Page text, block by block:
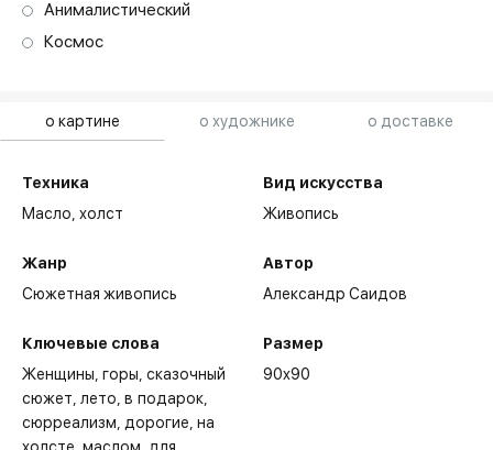
о картине о художнике о доставке
Техника
Масло,холст
Жанр
Сюжетная живопись
Ключевые слова
Женщины горы сказочный
сюжет лето в подарок
сюрреализм дорогие на
Вид искусства
Живопись
Автор
Александр Саидов
Размер
90x90
Основные выставки:
Анималистический
Космос